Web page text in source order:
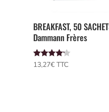
BREAKFAST, 50
Dammann Frères
Note
4.00
13,27€ TTC